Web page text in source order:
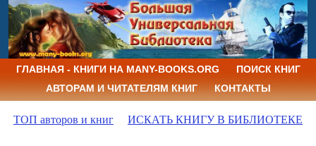
ГЛАВНАЯ - КНИГИ НА MANY-BOOKS.ORG
ПОИСК КНИГ
АВТОРАМ И ЧИТАТЕЛЯМ КНИГ
КОНТАКТЫ
ТОП авторов и книг ИСКАТЬ КНИГУ В БИБЛИОТЕКЕ